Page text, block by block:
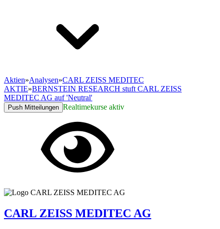
Aktien»Analysen»CARL ZEISS MEDITEC
AKTIE»BERNSTEIN RESEARCH stuft CARL ZEISS
MEDITEC AG auf 'Neutral'
Push Mitteilungen Realtimekurse aktiv
CARL ZEISS MEDITEC AG